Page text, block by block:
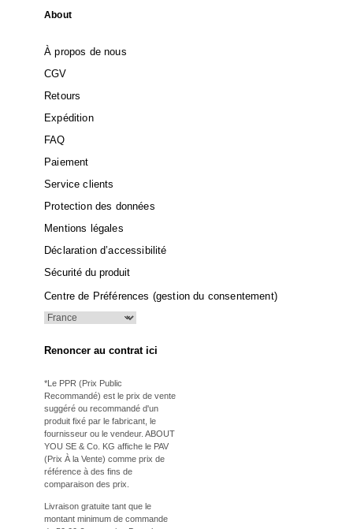
About
À propos de nous
CGV
Retours
Expédition
FAQ
Paiement
Service clients
Protection des données
Mentions légales
Déclaration d’accessibilité
Sécurité du produit
Centre de Préférences (gestion du consentement)
Renoncer au contrat ici
*Le PPR (Prix Public
Recommandé) est le prix de vente
suggéré ou recommandé d'un
produit fixé par le fabricant, le
fournisseur ou le vendeur. ABOUT
YOU SE & Co. KG affiche le PAV
(Prix À la Vente) comme prix de
référence à des fins de
comparaison des prix.
Livraison gratuite tant que le
montant minimum de commande